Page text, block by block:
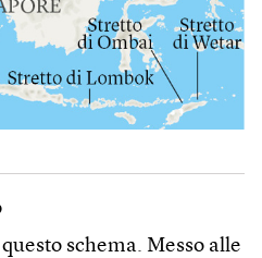
schema. Messo alle